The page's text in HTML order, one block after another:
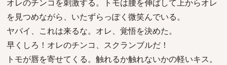
オレのチンコを刺激する。トモは腰を伸ばして上からオレ
を見つめながら、いたずらっぽく微笑んでいる。
ヤバイ、これは来るな。オレ、覚悟を決めた。
早くしろ！オレのチンコ、スクランブルだ！
トモが唇を寄せてくる。触れるか触れないかの軽いキス。